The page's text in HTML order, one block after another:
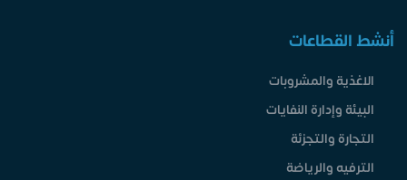
أنشط القطاعات
الاغذية والمشروبات
البيئة وإدارة النفايات
التجارة والتجزئة
الترفيه والرياضة